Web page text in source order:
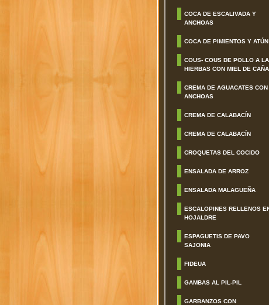
COCA DE ESCALIVADA Y
ANCHOAS
COCA DE PIMIENTOS Y ATÚN
COUS- COUS DE POLLO A
HIERBAS CON MIEL DE CAÑA
CREMA DE AGUACATES CON
ANCHOAS
CREMA DE CALABACÍN
CREMA DE CALABACÍN
CROQUETAS DEL COCIDO
ENSALADA DE ARROZ
ENSALADA MALAGUEÑA
ESCALOPINES RELLENOS
HOJALDRE
ESPAGUETIS DE PAVO
SAJONIA
FIDEUA
GAMBAS AL PIL-PIL
GARBANZOS CON